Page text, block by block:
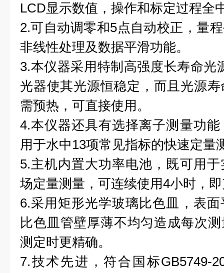
LCD显示数值，操作和标定过程全
2.可自动调零和5点自动校正，量
非线性处理及数据平滑功能。
3.本仪器采用特制高强度长寿命光
光器使其光源恒稳定，而且光源
需预热，可直接使用。
4.本仪器还具有选择离子测量功
用于水中13项常见指标的快速定量
5.主机内置大功率电池，既可用
场定量测量，可连续使用4小时，
6.采用矩形光学玻璃比色皿，表
比色皿管壁厚薄不均匀造成每次
测定时更精确。
7.技术先进，符合国标GB5749-